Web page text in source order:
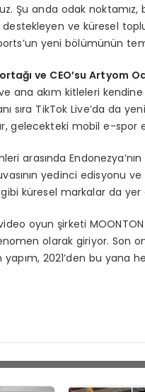
Şu anda odak
ve küresel
yeni bölümünün
ve CEO’su Artyom
ana akım kitleleri
sıra TikTok Live’da da
gelecekteki mobil e-
arasında
yedinci edisyonu
küresel markalar da yer
video oyun şirketi
olarak giriyor. Son
yapım, 2021’den bu yana